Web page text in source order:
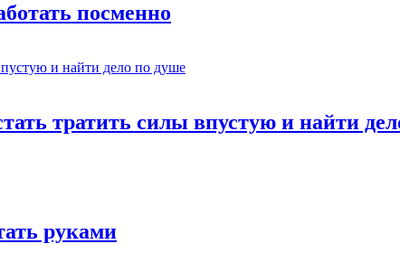
посменно
тратить силы впустую и найти
руками